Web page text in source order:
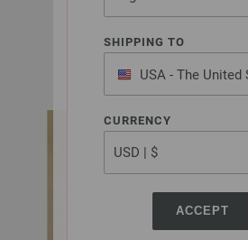
SHIPPING TO
USA - The United
of America
CURRENCY
ACCEPT
Nera No. 2 | Modèle 3 / Tricot